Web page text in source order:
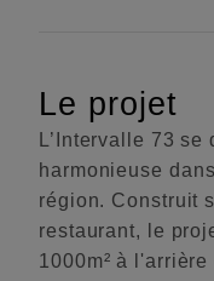
Le projet
L’Intervalle 73
harmonieuse
région. Construit
restaurant, le
1000m² à